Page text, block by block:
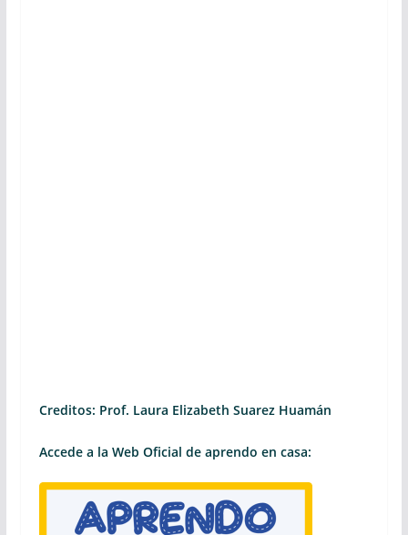
Creditos: Prof. Laura Elizabeth Suarez Huamán
Accede a la Web Oficial de aprendo en casa: